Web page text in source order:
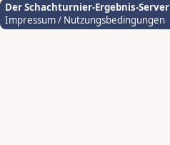
Der Schachturnier-Ergebnis-Server
Impressum / Nutzungsbedingungen